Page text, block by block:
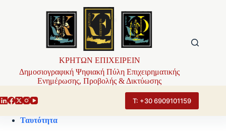
ΚΡΗΤΩΝ ΕΠΙΧΕΙΡΕΙΝ
Δημοσιογραφική Ψηφιακή Πύλη Επιχειρηματικής
Ενημέρωσης, Προβολής & Δικτύωσης
Τ: +30 6909101159
Ταυτότητα